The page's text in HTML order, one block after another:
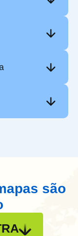
são